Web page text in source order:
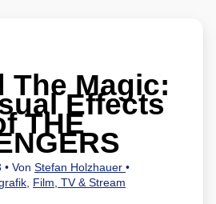
The Magic:
Effects
THE
• Von Stefan Holzhauer •
, Film, TV & Stream